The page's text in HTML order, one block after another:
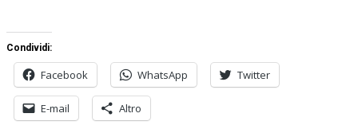
Condividi:
Facebook WhatsApp Twitter
E-mail Altro